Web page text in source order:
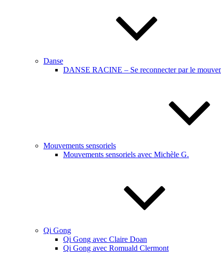
Danse
DANSE RACINE – Se reconnecter par le
Mouvements sensoriels
Mouvements sensoriels avec Michèle G.
Qi Gong
Qi Gong avec Claire Doan
Qi Gong avec Romuald Clermont